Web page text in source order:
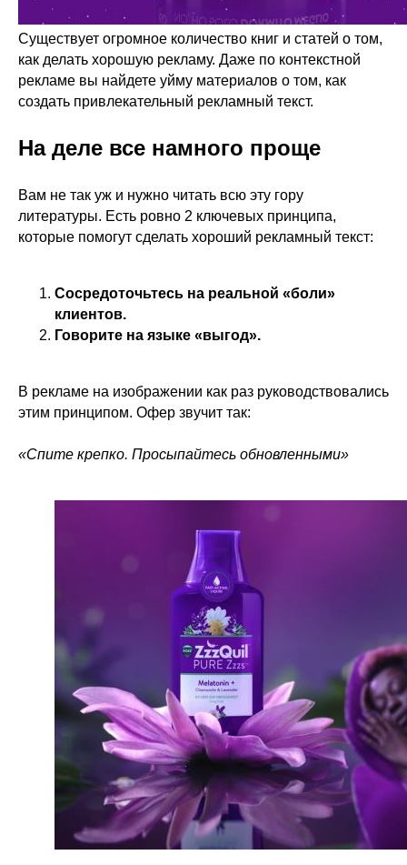
Существует огромное количество книг и статей о том,
как делать хорошую рекламу. Даже по контекстной
рекламе вы найдете уйму материалов о том, как
создать привлекательный рекламный текст.
На деле все намного проще
Вам не так уж и нужно читать всю эту гору
литературы. Есть ровно 2 ключевых принципа,
которые помогут сделать хороший рекламный текст:
Сосредоточьтесь на реальной «боли»
клиентов.
Говорите на языке «выгод».
В рекламе на изображении как раз руководствовались
этим принципом. Офер звучит так:
«Спите крепко. Просыпайтесь обновленными»